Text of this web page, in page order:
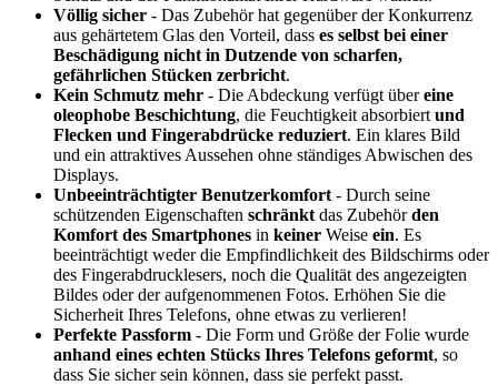
Völlig sicher - Das Zubehör hat gegenüber der Konkurrenz
aus gehärtetem Glas den Vorteil, dass es selbst bei einer
Beschädigung nicht in Dutzende von scharfen,
gefährlichen Stücken zerbricht.
Kein Schmutz mehr - Die Abdeckung verfügt übereine
oleophobe Beschichtung, die Feuchtigkeit absorbiert und
Flecken und Fingerabdrücke reduziert. Ein klares Bild
und ein attraktives Aussehen ohne ständiges Abwischen des
Displays.
Unbeeinträchtigter Benutzerkomfort - Durch seine
schützenden Eigenschaften schränkt das Zubehörden
Komfort des Smartphones in keiner Weise ein. Es
beeinträchtigt weder die Empfindlichkeit des Bildschirms oder
des Fingerabdrucklesers, noch die Qualität des angezeigten
Bildes oder der aufgenommenen Fotos. Erhöhen Sie die
Sicherheit Ihres Telefons, ohne etwas zu verlieren!
Perfekte Passform - Die Form und Größe der Folie wurde
anhand eines echten Stücks Ihres Telefons geformt, so
dass Sie sicher sein können, dass sie perfekt passt.